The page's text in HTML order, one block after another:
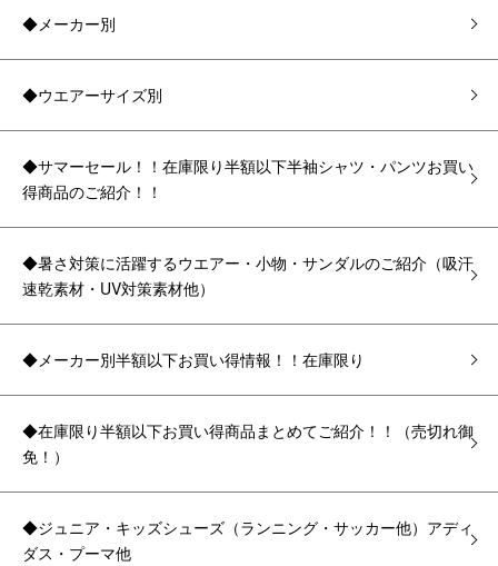
◆メーカー別
◆ウエアーサイズ別
◆サマーセール！！在庫限り半額以下半袖シャツ・パンツお買い
得商品のご紹介！！
◆暑さ対策に活躍するウエアー・小物・サンダルのご紹介（吸汗
速乾素材・UV対策素材他）
◆メーカー別半額以下お買い得情報！！在庫限り
◆在庫限り半額以下お買い得商品まとめてご紹介！！（売切れ御
免！）
◆ジュニア・キッズシューズ（ランニング・サッカー他）アディ
ダス・プーマ他